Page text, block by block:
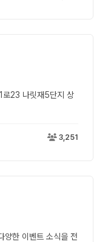
로23 나릿재5단지 상
3,251
양한 이벤트 소식을 전